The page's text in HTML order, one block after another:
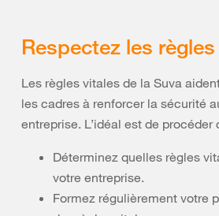
Respectez les
Les règles vitales de la Suva
les cadres à renforcer la sécurité
entreprise. L’idéal est de procéder
Déterminez quelles règles
votre entreprise.
Formez régulièrement votre